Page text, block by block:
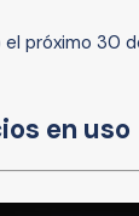
próximo 30
en uso